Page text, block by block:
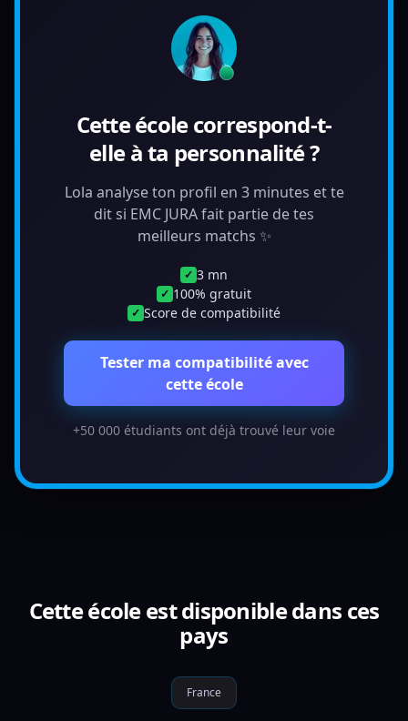
Cette école correspond-t-
elle à ta personnalité ?
Lola analyse ton profil en 3 minutes et te
dit si EMC JURA fait partie de tes
meilleurs matchs ✨
✓ 3 mn
✓ 100% gratuit
✓ Score de compatibilité
Tester ma compatibilité avec
cette école
+50 000 étudiants ont déjà trouvé leur voie
Cette école est disponible dans ces
pays
France